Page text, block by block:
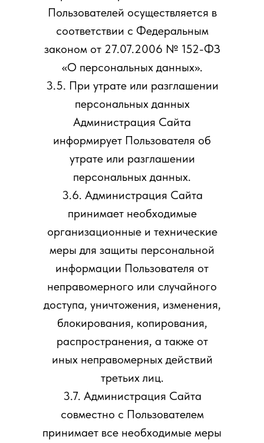
Пользователей осуществляется в
соответствии с Федеральным
законом от 27.07.2006 № 152-ФЗ
«О персональных данных».
3.5. При утрате или разглашении
персональных данных
Администрация Сайта
информирует Пользователя об
утрате или разглашении
персональных данных.
3.6. Администрация Сайта
принимает необходимые
организационные и технические
меры для защиты персональной
информации Пользователя от
неправомерного или случайного
доступа, уничтожения, изменения,
блокирования, копирования,
распространения, а также от
иных неправомерных действий
третьих лиц.
3.7. Администрация Сайта
совместно с Пользователем
принимает все необходимые меры